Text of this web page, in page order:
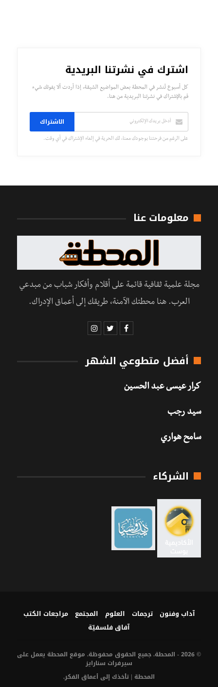
اشترك في نشرتنا البريدية
كل أسبوع تُنشر في المحطة بعض المواضيع الشيقة، إذا أردت ألا يفوتك شيء
قم بالإشتراك في نشرتنا البريدية من هنا.
الاشتراك
على الرغم من فرحتنا بوجودك معنا، لك الحرية في إلغاء الإشتراك في أي وقت.
معلومات عنا
مجلة علمية ثقافية قائمة على أقلام وأفكار شباب من مبدعي
العرب. هنا محطتك الآمنة، طريقك إلى أعماق الإدراك.
أفضل متطوعي الشهر
كرار عيسى عبد الحسين
سيد رجب
سامح هواري
الشركاء
آداب وفنون ترجمات العلوم المجتمع
مراجعات الكتب
آفاق فلسفيّة‎
© 2026 - المحطة. جميع الحقوق محفوظة. موقع المحطة يعمل على
سيرفرات سنارايز
المحطة | تأخذك إلى أعماق الفكر.